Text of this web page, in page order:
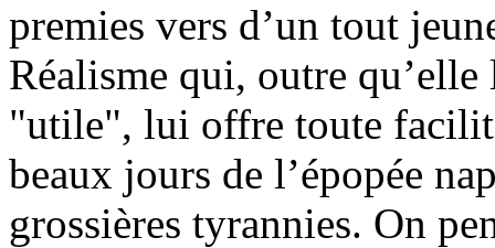
premies vers d’un tout
Réalisme qui, outre
"utile", lui offre toute
beaux jours de l’épopée
grossières tyrannies. On